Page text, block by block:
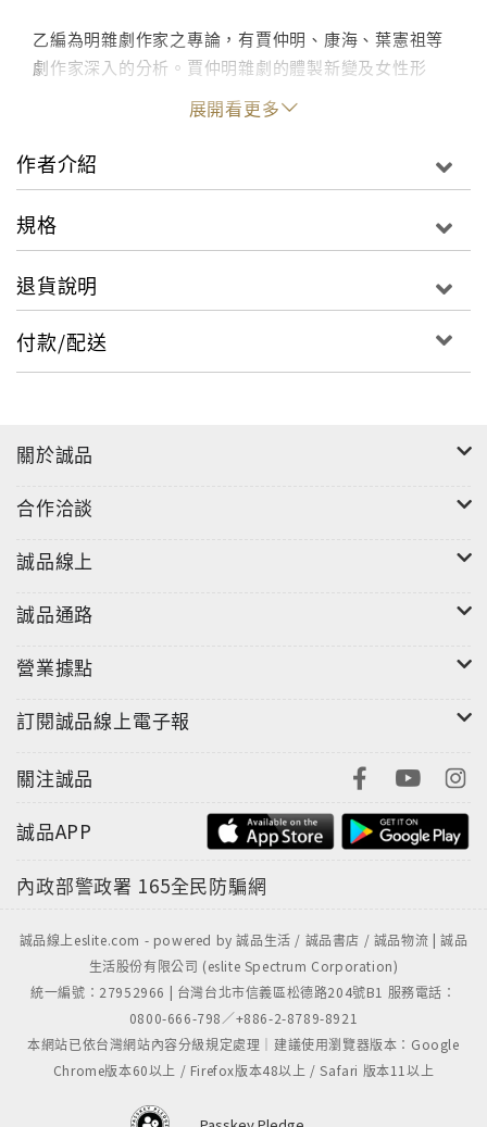
乙編為明雜劇作家之專論，有賈仲明、康海、葉憲祖等
劇作家深入的分析。賈仲明雜劇的體製新變及女性形
象，為其特殊處。康海之研究主要從《對山文集》著
手，認識其人格特色，可與其散曲、雜劇相呼應，對康
海有較為深入之探論。葉憲祖劇作豐富，南北曲兼善，
本書對其南北曲之運用有細密之觀察分析。
丙編為明雜劇北曲聯套之彙整分析，北曲聯套在元代有
納北曲在各宮調的聯套情形，見其與元代之不同，如南
無。重視聲情與劇情的關係，是本書頗為著力的研究觀
點。
展開看更多
作者介紹
規格
退貨說明
付款/配送
關於誠品
合作洽談
誠品線上
誠品通路
營業據點
訂閱誠品線上電子報
關注誠品
誠品APP
內政部警政署 165全民防騙網
誠品線上eslite.com - powered by 誠品生活 / 誠品書店 / 誠品物流 | 誠品
生活股份有限公司 (eslite Spectrum Corporation)
統一編號：27952966 | 台灣台北市信義區松德路204號B1 服務電話：
0800-666-798／+886-2-8789-8921
本網站已依台灣網站內容分級規定處理｜建議使用瀏覽器版本：Google
Chrome版本60以上 / Firefox版本48以上 / Safari 版本11以上